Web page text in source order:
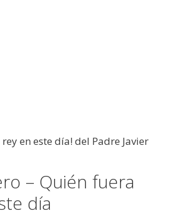
– Quién fuera
día